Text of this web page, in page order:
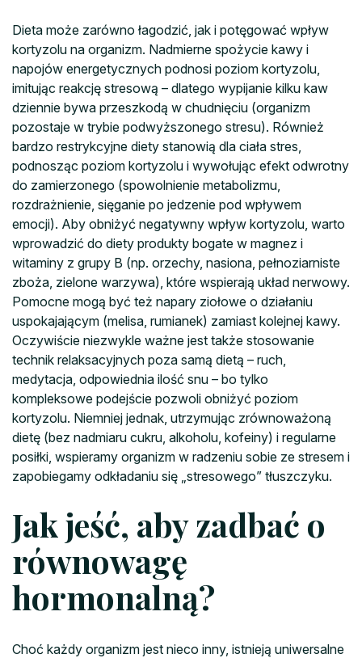
Dieta może zarówno łagodzić, jak i potęgować wpływ
kortyzolu na organizm. Nadmierne spożycie kawy i
napojów energetycznych podnosi poziom kortyzolu,
imitując reakcję stresową – dlatego wypijanie kilku kaw
dziennie bywa przeszkodą w chudnięciu (organizm
pozostaje w trybie podwyższonego stresu). Również
bardzo restrykcyjne diety stanowią dla ciała stres,
podnosząc poziom kortyzolu i wywołując efekt odwrotny
do zamierzonego (spowolnienie metabolizmu,
rozdrażnienie, sięganie po jedzenie pod wpływem
emocji). Aby obniżyć negatywny wpływ kortyzolu, warto
wprowadzić do diety produkty bogate w magnez i
witaminy z grupy B (np. orzechy, nasiona, pełnoziarniste
zboża, zielone warzywa), które wspierają układ nerwowy.
Pomocne mogą być też napary ziołowe o działaniu
uspokajającym (melisa, rumianek) zamiast kolejnej kawy.
Oczywiście niezwykle ważne jest także stosowanie
technik relaksacyjnych poza samą dietą – ruch,
medytacja, odpowiednia ilość snu – bo tylko
kompleksowe podejście pozwoli obniżyć poziom
kortyzolu. Niemniej jednak, utrzymując zrównoważoną
dietę (bez nadmiaru cukru, alkoholu, kofeiny) i regularne
posiłki, wspieramy organizm w radzeniu sobie ze stresem i
zapobiegamy odkładaniu się „stresowego” tłuszczyku.
Jak jeść, aby zadbać o
równowagę
hormonalną?
Choć każdy organizm jest nieco inny, istnieją uniwersalne